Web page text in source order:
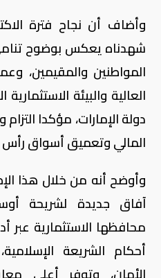
وأضاف أن نجاح فترة
شهدناه يعكس بوضوح
المواطنين والمقيمين،
العالية والبيئة
دولة الإمارات، مؤكدا التزام
المالي وتعميق أسواق رأس
وأوضح أنه من خلال هذا
آفاق جديدة لشريحة
محافظها الاستثمارية
أحكام الشريعة